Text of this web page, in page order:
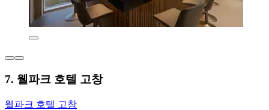
7. 웰파크 호텔 고창
웰파크 호텔 고창